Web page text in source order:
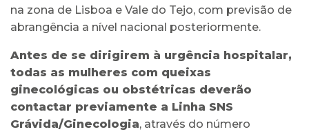
na zona de Lisboa e Vale do Tejo, com previsão de
abrangência a nível nacional posteriormente.
Antes de se dirigirem à urgência hospitalar,
todas as mulheres com queixas
ginecológicas ou obstétricas deverão
contactar previamente a Linha SNS
Grávida/Ginecologia, através do número